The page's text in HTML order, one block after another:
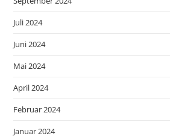
Juli 2024
Juni 2024
Mai 2024
April 2024
Februar 2024
Januar 2024